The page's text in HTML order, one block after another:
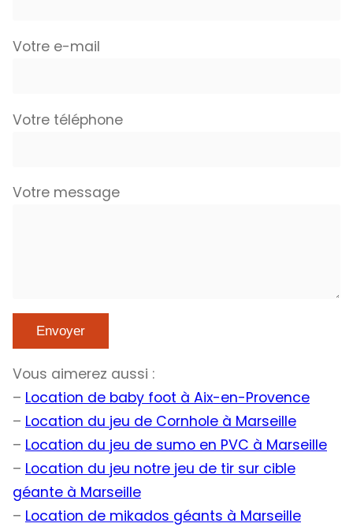
Votre e-mail
Votre téléphone
Votre message
Vous aimerez aussi :
– Location de baby foot à Aix-en-Provence
– Location du jeu de Cornhole à Marseille
– Location du jeu de sumo en PVC à Marseille
– Location du jeu notre jeu de tir sur cible
géante à Marseille
– Location de mikados géants à Marseille